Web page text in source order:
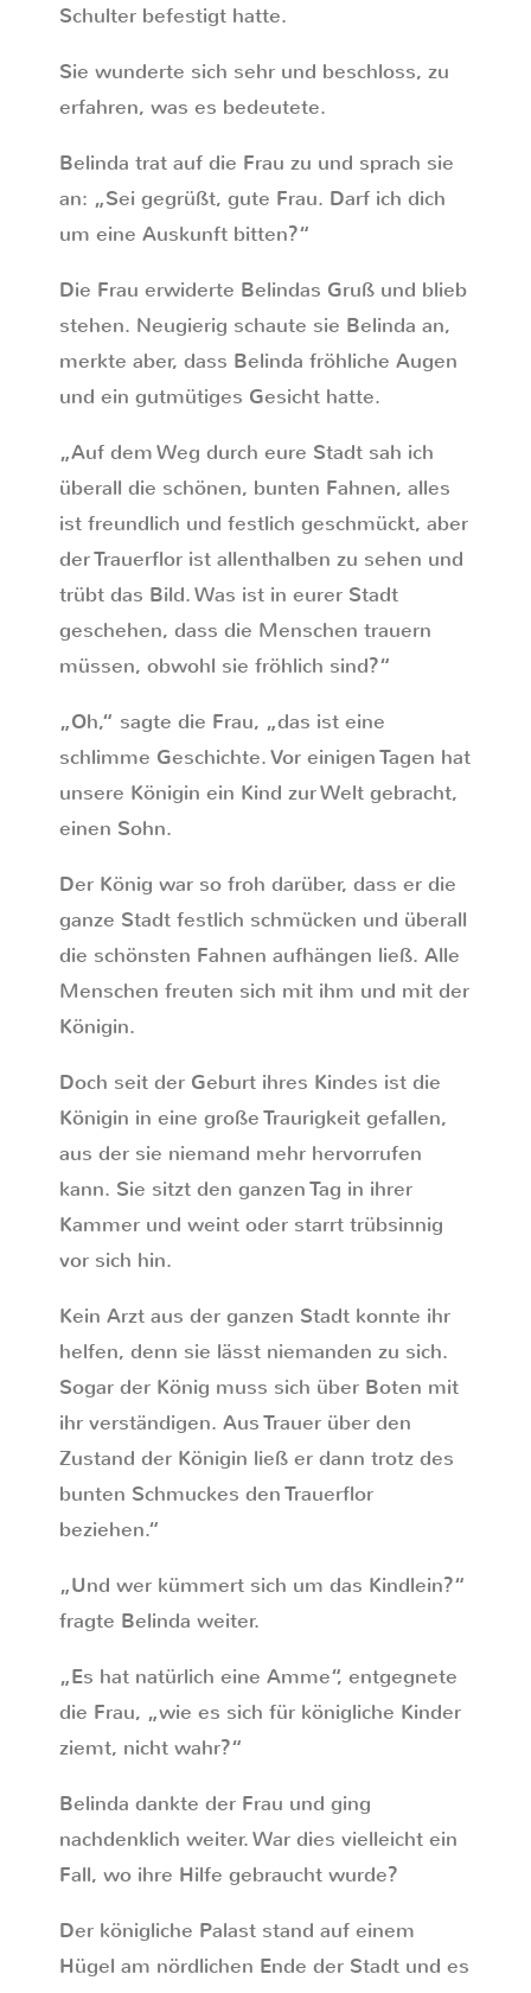
Schulter befestigt hatte.
Sie wunderte sich sehr und beschloss, zu
erfahren, was es bedeutete.
Belinda trat auf die Frau zu und sprach sie
an: „Sei gegrüßt, gute Frau. Darf ich dich
um eine Auskunft bitten?“
Die Frau erwiderte Belindas Gruß und blieb
stehen. Neugierig schaute sie Belinda an,
merkte aber, dass Belinda fröhliche Augen
und ein gutmütiges Gesicht hatte.
„Auf dem Weg durch eure Stadt sah ich
überall die schönen, bunten Fahnen, alles
ist freundlich und festlich geschmückt, aber
der Trauerflor ist allenthalben zu sehen und
trübt das Bild. Was ist in eurer Stadt
geschehen, dass die Menschen trauern
müssen, obwohl sie fröhlich sind?“
„Oh,“ sagte die Frau, „das ist eine
schlimme Geschichte. Vor einigen Tagen hat
unsere Königin ein Kind zur Welt gebracht,
einen Sohn.
Der König war so froh darüber, dass er die
ganze Stadt festlich schmücken und überall
die schönsten Fahnen aufhängen ließ. Alle
Menschen freuten sich mit ihm und mit der
Königin.
Doch seit der Geburt ihres Kindes ist die
Königin in eine große Traurigkeit gefallen,
aus der sie niemand mehr hervorrufen
kann. Sie sitzt den ganzen Tag in ihrer
Kammer und weint oder starrt trübsinnig
vor sich hin.
Kein Arzt aus der ganzen Stadt konnte ihr
helfen, denn sie lässt niemanden zu sich.
Sogar der König muss sich über Boten mit
ihr verständigen. Aus Trauer über den
Zustand der Königin ließ er dann trotz des
bunten Schmuckes den Trauerflor
beziehen.“
„Und wer kümmert sich um das Kindlein?“
fragte Belinda weiter.
„Es hat natürlich eine Amme“, entgegnete
die Frau, „wie es sich für königliche Kinder
ziemt, nicht wahr?“
Belinda dankte der Frau und ging
nachdenklich weiter. War dies vielleicht ein
Fall, wo ihre Hilfe gebraucht wurde?
Der königliche Palast stand auf einem
Hügel am nördlichen Ende der Stadt und es